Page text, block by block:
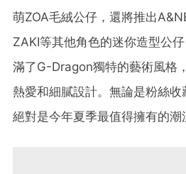
萌ZOA毛絨公仔，還將推出
ZAKI等其他角色的迷你造型公
滿了G-Dragon獨特的藝術風格
熱愛和細膩設計。無論是粉絲
絕對是今年夏季最值得擁有的潮